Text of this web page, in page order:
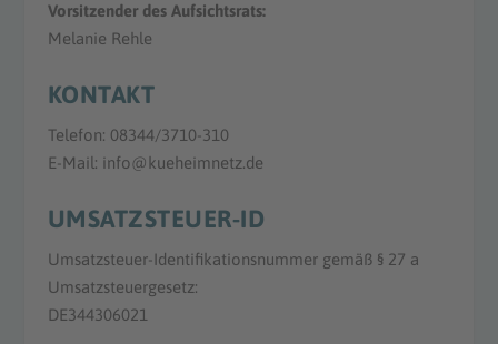
Vorsitzender des Aufsichtsrats:
Melanie Rehle
KONTAKT
Telefon: 08344/3710-310
E-Mail: info@kueheimnetz.de
UMSATZSTEUER-ID
Umsatzsteuer-Identifikationsnummer gemäß § 27 a
Umsatzsteuergesetz:
DE344306021